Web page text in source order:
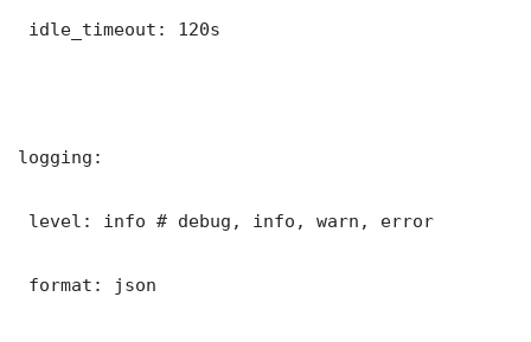
idle_timeout: 120s
logging:
level: info # debug, info, warn, error
format: json